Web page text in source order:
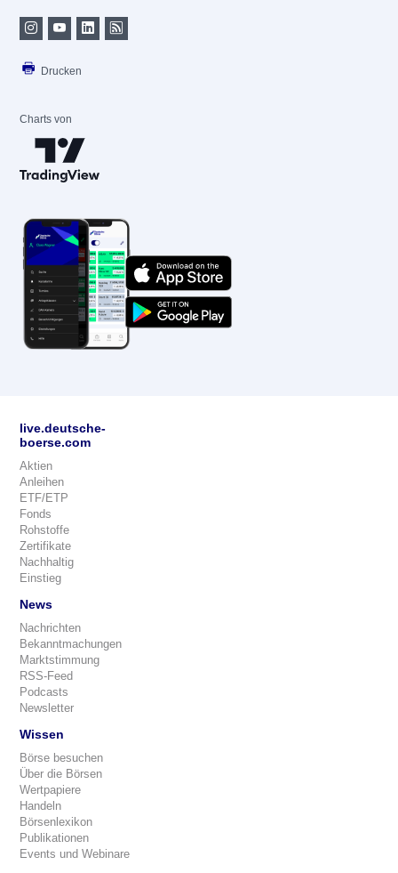
Drucken
Charts von
live.deutsche-
boerse.com
Aktien
Anleihen
ETF/ETP
Fonds
Rohstoffe
Zertifikate
Nachhaltig
Einstieg
News
Nachrichten
Bekanntmachungen
Marktstimmung
RSS-Feed
Podcasts
Newsletter
Wissen
Börse besuchen
Über die Börsen
Wertpapiere
Handeln
Börsenlexikon
Publikationen
Events und Webinare